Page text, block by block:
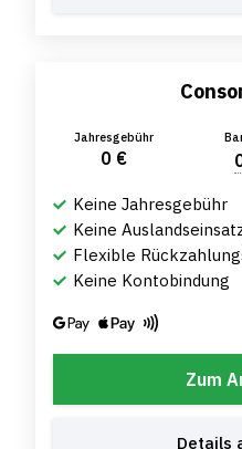
Jahresgebühr
0 €
Keine Jahresgebühr
Keine
Flexible
Keine Kontobindung
Zum
Details